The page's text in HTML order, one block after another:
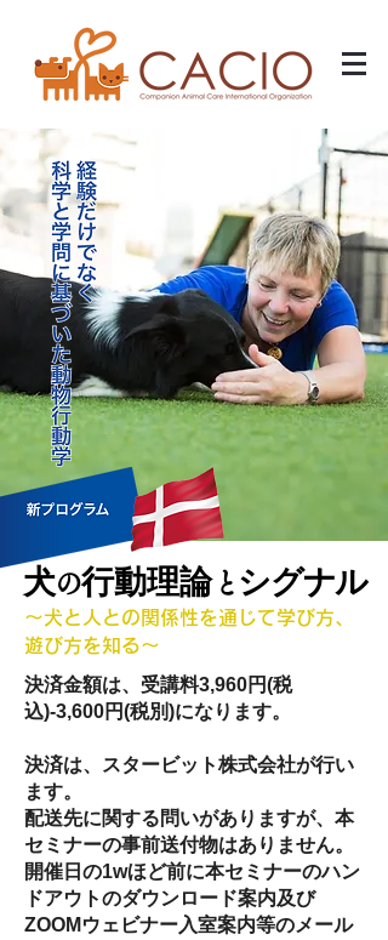
犬の行動理論と シグナル
〜犬と人との関係性を通じて学び方、
遊び方を知る〜
決済金額は、受講料3,960円(税
込)-3,600円(税別)になります。
決済は、スタービット株式会社が行い
ます。
​配送先に関する問いがありますが、本
セミナーの事前送付物はありません。
開催日の1wほど前に本セミナーのハン
ドアウトのダウンロード案内及び
ZOOMウェビナー入室案内等のメール